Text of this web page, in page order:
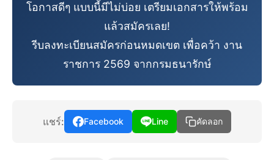
โอกาสดีๆ แบบนี้มีไม่บ่อย เตรียมเอกสารให้พร้อม
แล้วสมัครเลย!
รีบลงทะเบียนสมัครก่อนหมดเขต เพื่อคว้า งาน
ราชการ 2569 จากกรมธนารักษ์
แชร์: Facebook Line คัดลอก